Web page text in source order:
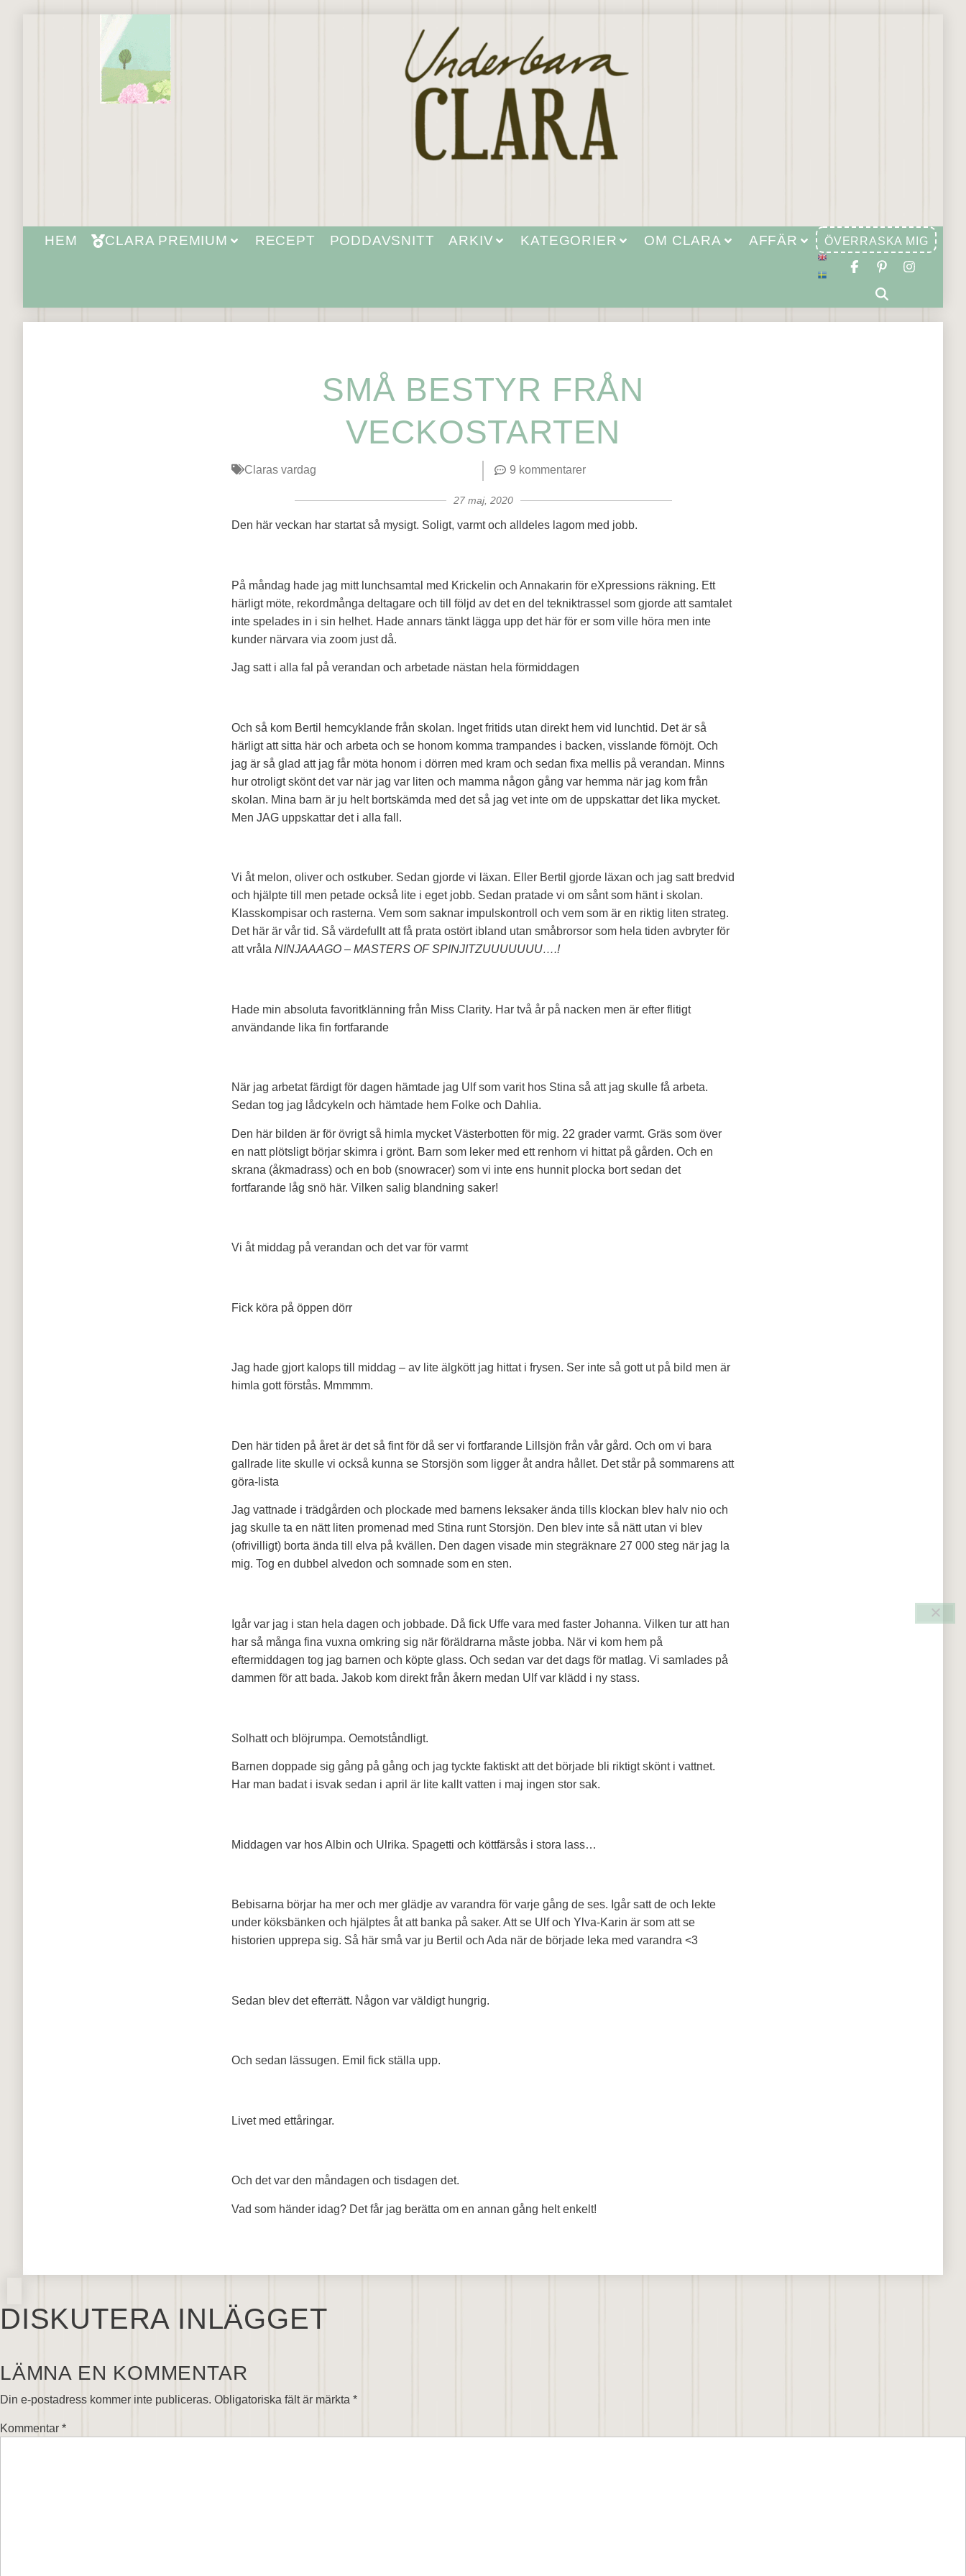
HEM CLARA PREMIUM RECEPT PODDAVSNITT ARKIV KATEGORIER OM CLARA AFFÄR ÖVERRASKA MIG
SMÅ BESTYR FRÅN
VECKOSTARTEN
Claras vardag 9 kommentarer
27 maj, 2020
Den här veckan har startat så mysigt. Soligt, varmt och alldeles lagom med jobb.
På måndag hade jag mitt lunchsamtal med Krickelin och Annakarin för eXpressions räkning. Ett
härligt möte, rekordmånga deltagare och till följd av det en del tekniktrassel som gjorde att samtalet
inte spelades in i sin helhet. Hade annars tänkt lägga upp det här för er som ville höra men inte
kunder närvara via zoom just då.
Jag satt i alla fal på verandan och arbetade nästan hela förmiddagen
Och så kom Bertil hemcyklande från skolan. Inget fritids utan direkt hem vid lunchtid. Det är så
härligt att sitta här och arbeta och se honom komma trampandes i backen, visslande förnöjt. Och
jag är så glad att jag får möta honom i dörren med kram och sedan fixa mellis på verandan. Minns
hur otroligt skönt det var när jag var liten och mamma någon gång var hemma när jag kom från
skolan. Mina barn är ju helt bortskämda med det så jag vet inte om de uppskattar det lika mycket.
Men JAG uppskattar det i alla fall.
Vi åt melon, oliver och ostkuber. Sedan gjorde vi läxan. Eller Bertil gjorde läxan och jag satt bredvid
och hjälpte till men petade också lite i eget jobb. Sedan pratade vi om sånt som hänt i skolan.
Klasskompisar och rasterna. Vem som saknar impulskontroll och vem som är en riktig liten strateg.
Det här är vår tid. Så värdefullt att få prata ostört ibland utan småbrorsor som hela tiden avbryter för
att vråla NINJAAAGO – MASTERS OF SPINJITZUUUUUUU….!
Hade min absoluta favoritklänning från Miss Clarity. Har två år på nacken men är efter flitigt
användande lika fin fortfarande
När jag arbetat färdigt för dagen hämtade jag Ulf som varit hos Stina så att jag skulle få arbeta.
Sedan tog jag lådcykeln och hämtade hem Folke och Dahlia.
Den här bilden är för övrigt så himla mycket Västerbotten för mig. 22 grader varmt. Gräs som över
en natt plötsligt börjar skimra i grönt. Barn som leker med ett renhorn vi hittat på gården. Och en
skrana (åkmadrass) och en bob (snowracer) som vi inte ens hunnit plocka bort sedan det
fortfarande låg snö här. Vilken salig blandning saker!
Vi åt middag på verandan och det var för varmt
Fick köra på öppen dörr
Jag hade gjort kalops till middag – av lite älgkött jag hittat i frysen. Ser inte så gott ut på bild men är
himla gott förstås. Mmmmm.
Den här tiden på året är det så fint för då ser vi fortfarande Lillsjön från vår gård. Och om vi bara
gallrade lite skulle vi också kunna se Storsjön som ligger åt andra hållet. Det står på sommarens att
göra-lista
Jag vattnade i trädgården och plockade med barnens leksaker ända tills klockan blev halv nio och
jag skulle ta en nätt liten promenad med Stina runt Storsjön. Den blev inte så nätt utan vi blev
(ofrivilligt) borta ända till elva på kvällen. Den dagen visade min stegräknare 27 000 steg när jag la
mig. Tog en dubbel alvedon och somnade som en sten.
Igår var jag i stan hela dagen och jobbade. Då fick Uffe vara med faster Johanna. Vilken tur att han
har så många fina vuxna omkring sig när föräldrarna måste jobba. När vi kom hem på
eftermiddagen tog jag barnen och köpte glass. Och sedan var det dags för matlag. Vi samlades på
dammen för att bada. Jakob kom direkt från åkern medan Ulf var klädd i ny stass.
Solhatt och blöjrumpa. Oemotståndligt.
Barnen doppade sig gång på gång och jag tyckte faktiskt att det började bli riktigt skönt i vattnet.
Har man badat i isvak sedan i april är lite kallt vatten i maj ingen stor sak.
Middagen var hos Albin och Ulrika. Spagetti och köttfärsås i stora lass…
Bebisarna börjar ha mer och mer glädje av varandra för varje gång de ses. Igår satt de och lekte
under köksbänken och hjälptes åt att banka på saker. Att se Ulf och Ylva-Karin är som att se
historien upprepa sig. Så här små var ju Bertil och Ada när de började leka med varandra <3
Sedan blev det efterrätt. Någon var väldigt hungrig.
Och sedan lässugen. Emil fick ställa upp.
Livet med ettåringar.
Och det var den måndagen och tisdagen det.
Vad som händer idag? Det får jag berätta om en annan gång helt enkelt!
DISKUTERA INLÄGGET
LÄMNA EN KOMMENTAR
Din e-postadress kommer inte publiceras. Obligatoriska fält är märkta *
Kommentar *